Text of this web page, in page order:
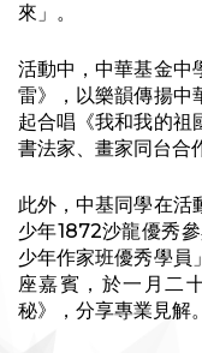
來」。
活動中，中華基金中
雷》，以樂韻傳揚中
起合唱《我和我的祖
書法家、畫家同台合
此外，中基同學在活
少年1872沙龍優秀
少年作家班優秀學員
座嘉賓，於一月二
秘》，分享專業見解。